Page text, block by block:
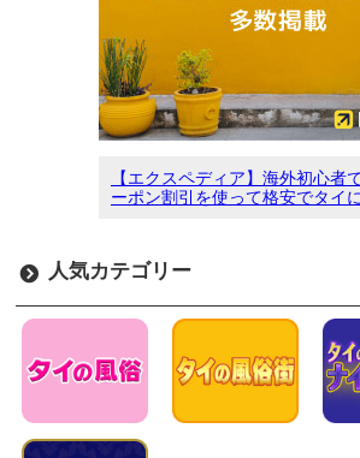
【エクスペディア】海外初心者
ーポン割引を使って格安でタイ
人気カテゴリー